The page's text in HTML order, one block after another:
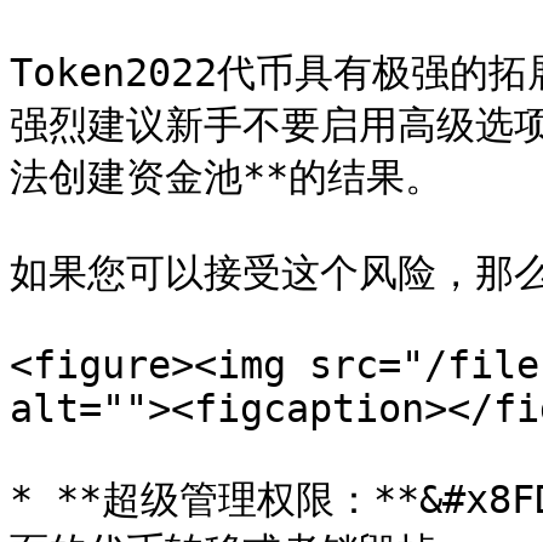
Token2022代币具有极强的拓
强烈建议新手不要启用高级选
法创建资金池**的结果。
如果您可以接受这个风险，那
<figure><img src="/
alt=""><figcaption></
* **超级管理权限：